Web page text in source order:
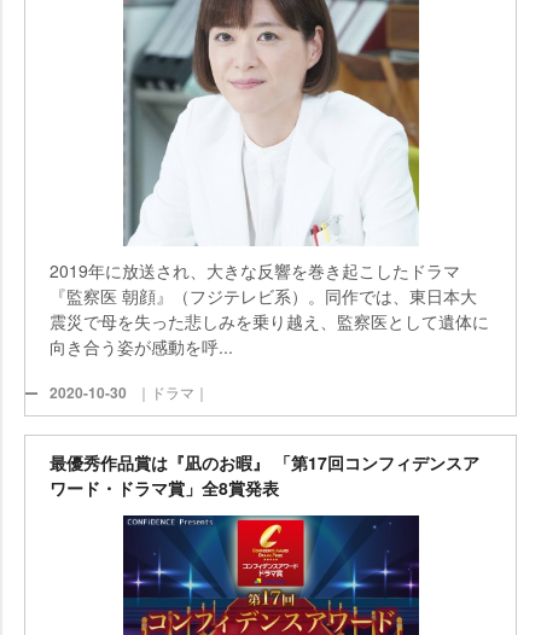
2019年に放送され、大きな反響を巻き起こしたドラマ
『監察医 朝顔』（フジテレビ系）。同作では、東日本大
震災で母を失った悲しみを乗り越え、監察医として遺体に
向き合う姿が感動を呼...
2020-10-30 ｜ドラマ｜
最優秀作品賞は『凪のお暇』 「第17回コンフィデンスア
ワード・ドラマ賞」全8賞発表